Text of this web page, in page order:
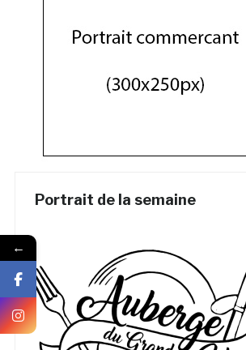
Portrait de la semaine
←